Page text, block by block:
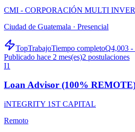
CMI - CORPORACIÓN MULTI
Ciudad de Guatemala · Presencial
TopTrabajoTiempo completoQ4,003
Publicado hace 2 mes(es)2 postulaciones
I1
Loan Advisor (100%
iNTEGRITY 1ST CAPITAL
Remoto